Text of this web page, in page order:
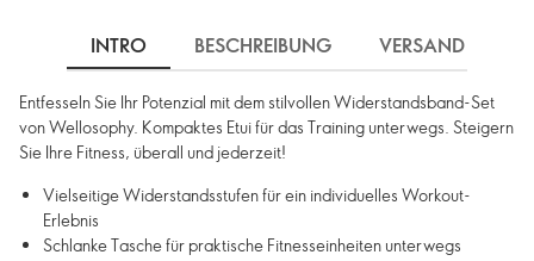
INTRO BESCHREIBUNG VERSAND
Entfesseln Sie Ihr Potenzial mit dem stilvollen Widerstandsband-Set
von Wellosophy. Kompaktes Etui für das Training unterwegs. Steigern
Sie Ihre Fitness, überall und jederzeit!
Vielseitige Widerstandsstufen für ein individuelles Workout-
Erlebnis
Schlanke Tasche für praktische Fitnesseinheiten unterwegs